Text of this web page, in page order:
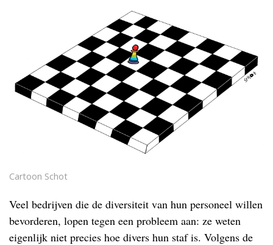
Cartoon Schot
Veel bedrijven die de diversiteit van hun personeel willen
bevorderen, lopen tegen een probleem aan: ze weten
eigenlijk niet precies hoe divers hun staf is. Volgens de